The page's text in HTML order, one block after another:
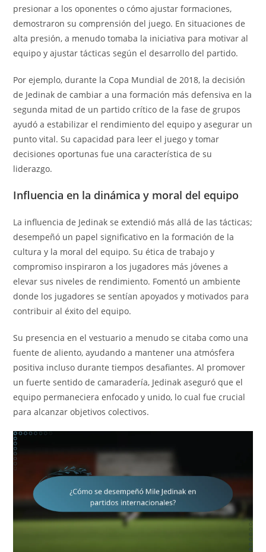
presionar a los oponentes o cómo ajustar formaciones,
demostraron su comprensión del juego. En situaciones de
alta presión, a menudo tomaba la iniciativa para motivar al
equipo y ajustar tácticas según el desarrollo del partido.
Por ejemplo, durante la Copa Mundial de 2018, la decisión
de Jedinak de cambiar a una formación más defensiva en la
segunda mitad de un partido crítico de la fase de grupos
ayudó a estabilizar el rendimiento del equipo y asegurar un
punto vital. Su capacidad para leer el juego y tomar
decisiones oportunas fue una característica de su
liderazgo.
Influencia en la dinámica y moral del equipo
La influencia de Jedinak se extendió más allá de las tácticas;
desempeñó un papel significativo en la formación de la
cultura y la moral del equipo. Su ética de trabajo y
compromiso inspiraron a los jugadores más jóvenes a
elevar sus niveles de rendimiento. Fomentó un ambiente
donde los jugadores se sentían apoyados y motivados para
contribuir al éxito del equipo.
Su presencia en el vestuario a menudo se citaba como una
fuente de aliento, ayudando a mantener una atmósfera
positiva incluso durante tiempos desafiantes. Al promover
un fuerte sentido de camaradería, Jedinak aseguró que el
equipo permaneciera enfocado y unido, lo cual fue crucial
para alcanzar objetivos colectivos.